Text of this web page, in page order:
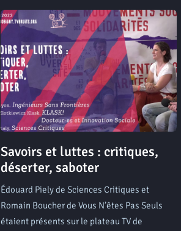
Savoirs et luttes : critiques,
déserter, saboter
Édouard Piely de Sciences Critiques et
Romain Boucher de Vous N’êtes Pas Seuls
étaient présents sur le plateau TV de